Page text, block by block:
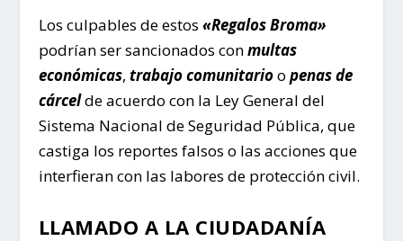
Los culpables de estos «Regalos Broma»
podrían ser sancionados conmultas
económicas, trabajo comunitarioo penas de
cárcelde acuerdo con la Ley General del
Sistema Nacional de Seguridad Pública, que
castiga los reportes falsos o las acciones que
interfieran con las labores de protección civil.
LLAMADO A LA CIUDADANÍA